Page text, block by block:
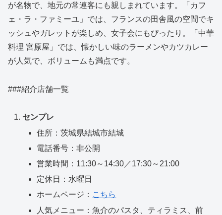
が名物で、地元の常連客にも親しまれています。「カフ
ェ・ラ・ファミーユ」では、フランスの田舎風の空間でキ
ッシュやガレットが楽しめ、女子会にもぴったり。「中華
料理 宮原屋」では、懐かしい味のラーメンやカツカレー
が人気で、ボリュームも満点です。
###紹介店舗一覧
センプレ
住所：茨城県結城市結城
電話番号：非公開
営業時間：11:30～14:30／17:30～21:00
定休日：水曜日
ホームページ： こちら
人気メニュー：魚介のパスタ、ティラミス、前